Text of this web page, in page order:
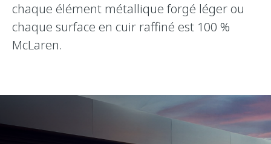
chaque élément métallique forgé léger ou
chaque surface en cuir raffiné est 100 %
McLaren.